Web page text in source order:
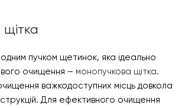
пучком щетинок, яка ідеально
очищення – монопучкова щітка.
важкодоступних місць довкола
Для ефективного очищення